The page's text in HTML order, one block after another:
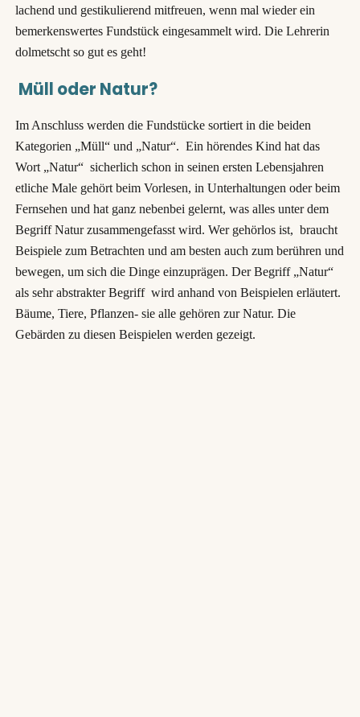
lachend und gestikulierend mitfreuen, wenn mal wieder ein
bemerkenswertes Fundstück eingesammelt wird. Die Lehrerin
dolmetscht so gut es geht!
Müll oder Natur?
Im Anschluss werden die Fundstücke sortiert in die beiden
Kategorien „Müll“ und „Natur“. Ein hörendes Kind hat das
Wort „Natur“ sicherlich schon in seinen ersten Lebensjahren
etliche Male gehört beim Vorlesen, in Unterhaltungen oder beim
Fernsehen und hat ganz nebenbei gelernt, was alles unter dem
Begriff Natur zusammengefasst wird. Wer gehörlos ist, braucht
Beispiele zum Betrachten und am besten auch zum berühren und
bewegen, um sich die Dinge einzuprägen. Der Begriff „Natur“
als sehr abstrakter Begriff wird anhand von Beispielen erläutert.
Bäume, Tiere, Pflanzen- sie alle gehören zur Natur. Die
Gebärden zu diesen Beispielen werden gezeigt.